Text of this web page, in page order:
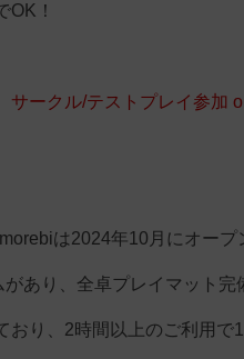
OK！
サークル/テストプレイ参加
は2024年10月にオープ
あり、全卓プレイマット完
おり、2時間以上のご利用で